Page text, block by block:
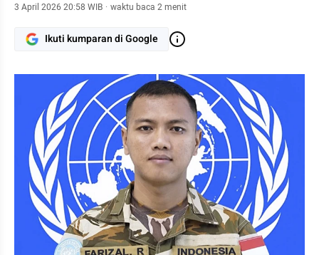
3 April 2026 20:58 WIB · waktu baca 2 menit
Ikuti kumparan di Google